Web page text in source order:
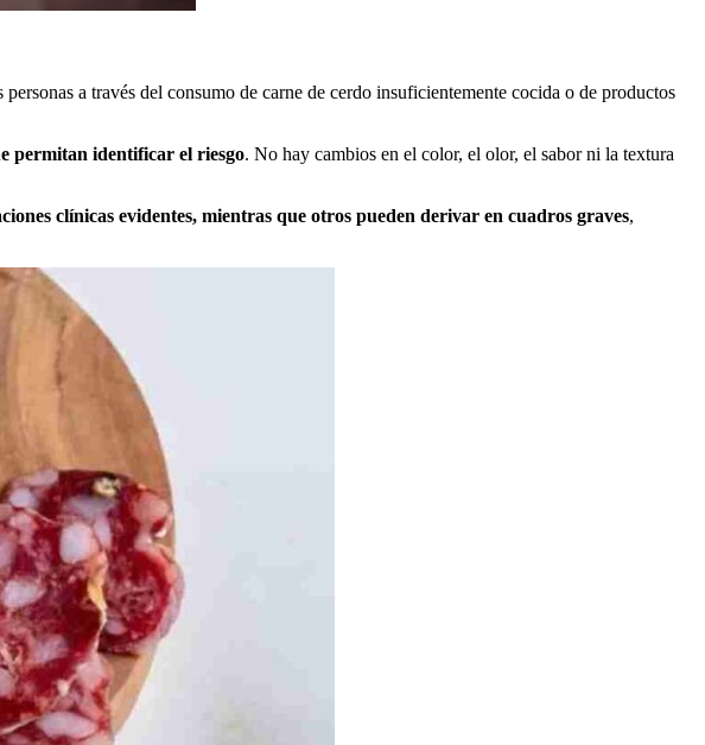
personas a través del consumo de carne de cerdo insuficientemente cocida o de productos
permitan identificar el riesgo. No hay cambios en el color, el olor, el sabor ni la textura
clínicas evidentes, mientras que otros pueden derivar en cuadros graves,